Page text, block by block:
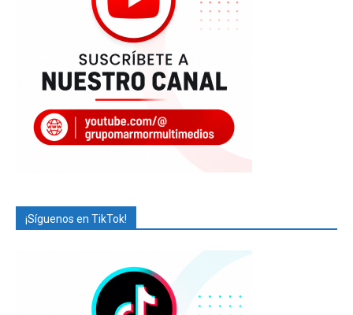
¡Síguenos en TikTok!